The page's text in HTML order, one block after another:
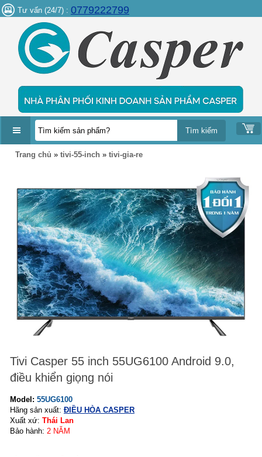
Tư vấn (24/7) : 0779222799
DANH
Trang chủ » tivi-55-inch » tivi-gia-re
Tivi Casper 55 inch 55UG6100 Android 9.0,
điều khiển giọng nói
Model: 55UG6100
Hãng sản xuất: ĐIỀU HÒA CASPER
Xuất xứ: Thái Lan
Bảo hành: 2 NĂM